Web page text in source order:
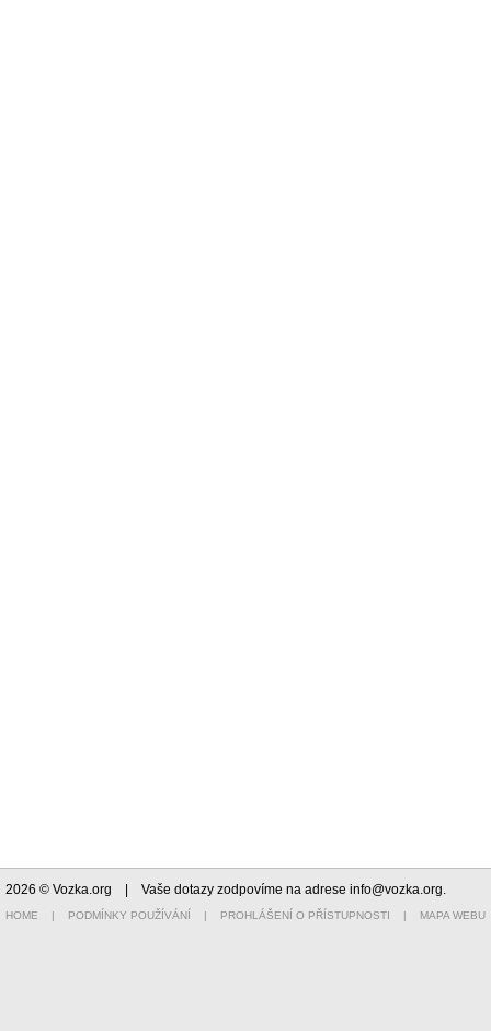
2026 © Vozka.org | Vaše dotazy zodpovíme na adrese info@vozka.org.
HOME | PODMÍNKY POUŽÍVÁNÍ | PROHLÁŠENÍ O PŘÍSTUPNOSTI | MAPA WEBU